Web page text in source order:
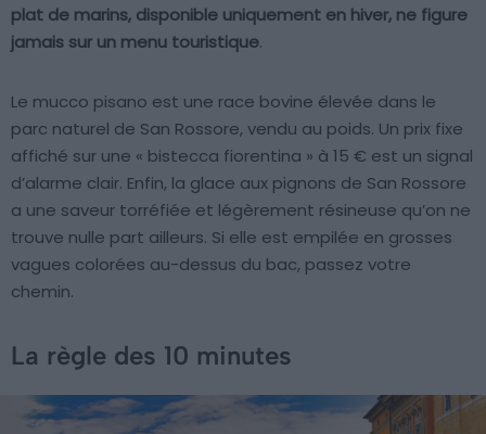
plat de marins, disponible uniquement en hiver, ne figure
jamais sur un menu touristique.
Le mucco pisano est une race bovine élevée dans le
parc naturel de San Rossore, vendu au poids. Un prix fixe
affiché sur une « bistecca fiorentina » à 15 € est un signal
d’alarme clair. Enfin, la glace aux pignons de San Rossore
a une saveur torréfiée et légèrement résineuse qu’on ne
trouve nulle part ailleurs. Si elle est empilée en grosses
vagues colorées au-dessus du bac, passez votre
chemin.
La règle des 10 minutes